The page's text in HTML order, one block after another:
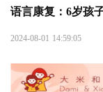
语言康复：6岁孩
2024-08-01 14:59:05